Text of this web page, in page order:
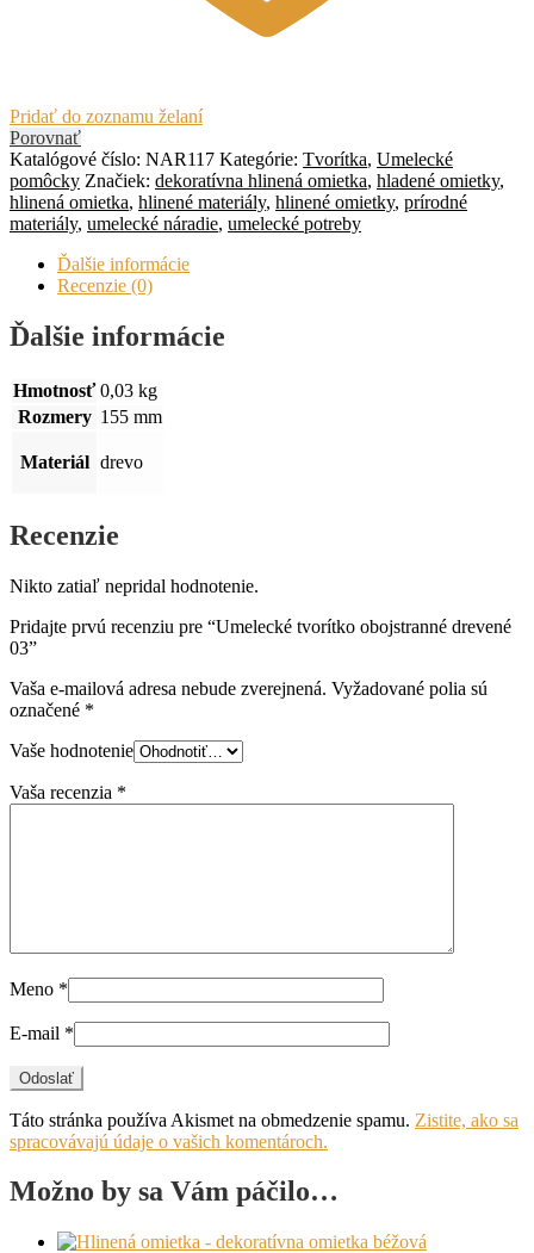
Pridať do zoznamu želaní
Porovnať
Katalógové číslo: NAR117 Kategórie: Tvorítka, Umelecké
pomôcky Značiek: dekoratívna hlinená omietka, hladené omietky,
hlinená omietka, hlinené materiály, hlinené omietky, prírodné
materiály, umelecké náradie, umelecké potreby
Ďalšie informácie
Recenzie (0)
Ďalšie informácie
Hmotnosť 0,03 kg
Rozmery 155 mm
Materiál drevo
Recenzie
Nikto zatiaľ nepridal hodnotenie.
Pridajte prvú recenziu pre “Umelecké tvorítko obojstranné drevené
03”
Vaša e-mailová adresa nebude zverejnená. Vyžadované polia sú
označené *
Vaše hodnotenie
Vaša recenzia *
Meno *
E-mail *
Táto stránka používa Akismet na obmedzenie spamu. Zistite, ako sa
spracovávajú údaje o vašich komentároch.
Možno by sa Vám páčilo…